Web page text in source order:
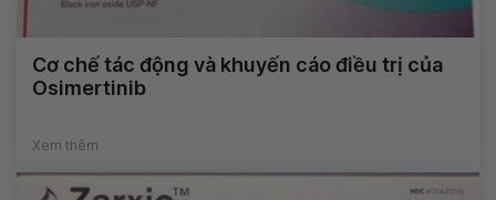
Cơ chế tác động và khuyến cáo điều trị của
Osimertinib
Xem thêm